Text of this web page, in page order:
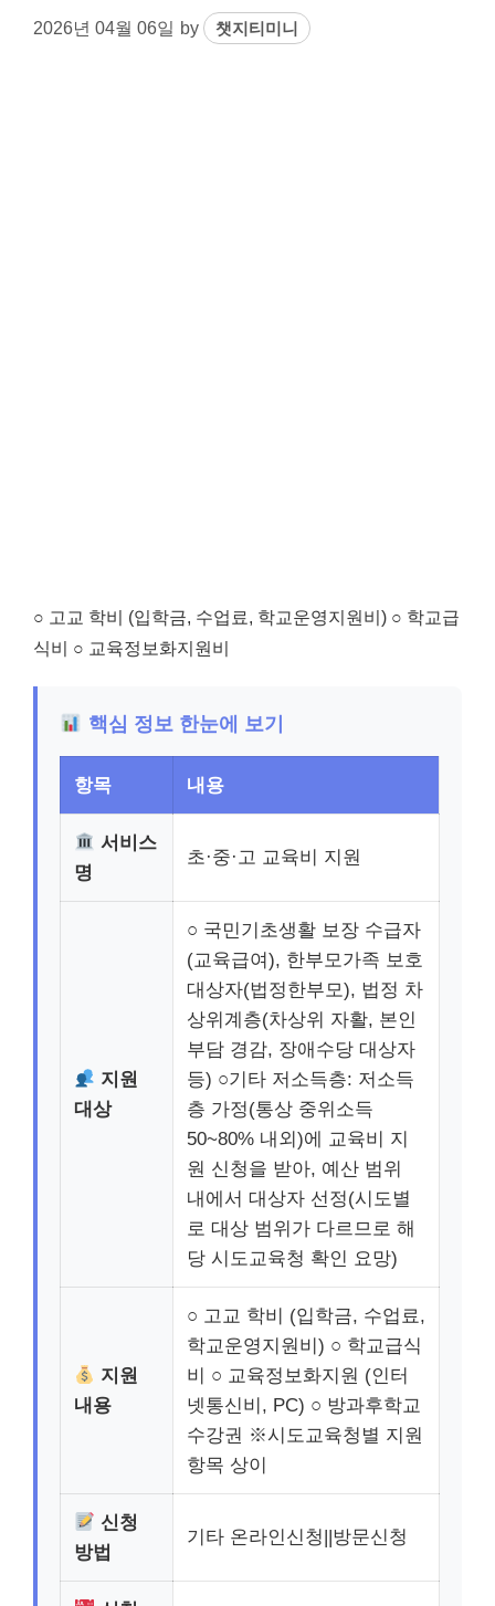
2026년 04월 06일 by 챗지티미니
○ 고교 학비 (입학금, 수업료, 학교운영지원비) ○ 학교급
식비 ○ 교육정보화지원비
핵심 정보 한눈에 보기
항목 내용
서비스
명
초·중·고 교육비 지원
지원
대상
○ 국민기초생활 보장 수급자
(교육급여), 한부모가족 보호
대상자(법정한부모), 법정 차
상위계층(차상위 자활, 본인
부담 경감, 장애수당 대상자
등) ○기타 저소득층: 저소득
층 가정(통상 중위소득
50~80% 내외)에 교육비 지
원 신청을 받아, 예산 범위
내에서 대상자 선정(시도별
로 대상 범위가 다르므로 해
당 시도교육청 확인 요망)
지원
내용
○ 고교 학비 (입학금, 수업료,
학교운영지원비) ○ 학교급식
비 ○ 교육정보화지원 (인터
넷통신비, PC) ○ 방과후학교
수강권 ※시도교육청별 지원
항목 상이
신청
방법
기타 온라인신청||방문신청